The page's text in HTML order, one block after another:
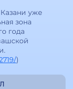
уже
зона
года
)